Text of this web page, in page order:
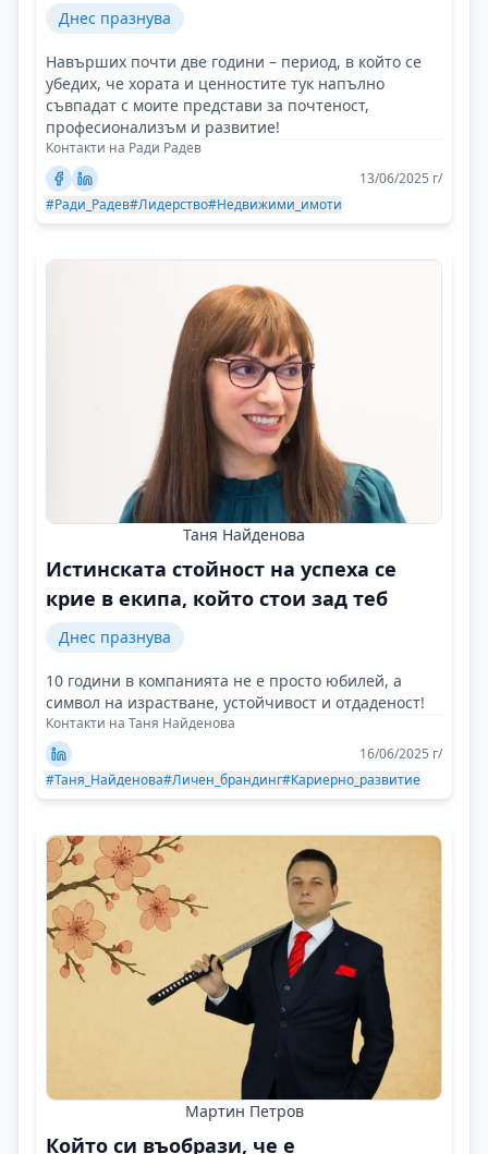
Днес празнува
Навърших почти две години – период, в който се
убедих, че хората и ценностите тук напълно
съвпадат с моите представи за почтеност,
професионализъм и развитие!
Контакти на Ради Радев
13/06/2025 г/
#Ради_Радев#Лидерство#Недвижими_имоти
Таня Найденова
Истинската стойност на успеха се
крие в екипа, който стои зад теб
Днес празнува
10 години в компанията не е просто юбилей, а
символ на израстване, устойчивост и отдаденост!
Контакти на Таня Найденова
16/06/2025 г/
#Таня_Найденова#Личен_брандинг#Кариерно_развитие
Мартин Петров
Който си въобрази, че е